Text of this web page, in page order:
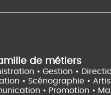
de métiers
• Gestion •
• Scénographie •
• Promotion •